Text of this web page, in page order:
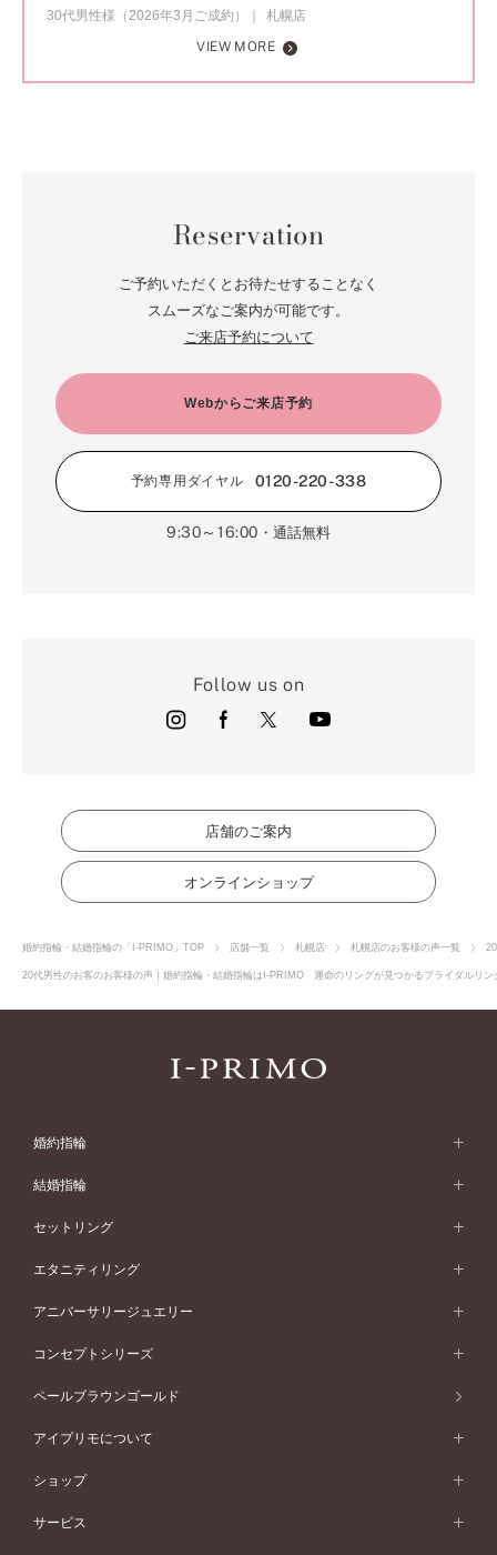
30代男性様（2026年3月ご成約）
札幌店
VIEW MORE
Reservation
ご予約いただくとお待たせすることなく
スムーズなご案内が可能です。
ご来店予約について
Webからご来店予約
予約専用ダイヤル 0120-220-338
9:30～16:00 ・通話無料
Follow us on
店舗のご案内
オンラインショップ
婚約指輪・結婚指輪の「I-PRIMO」TOP 店舗一覧 札幌店 札幌店のお客様の声一覧
20代男性のお客のお客様の声｜婚約指輪・結婚指輪はI-PRIMO 運命のリングが見つかるブライダルリ
婚約指輪
婚約指輪 (エンゲージリング)
婚約指輪一覧
ピンクゴールド
ペールブラウンゴールド
ウェーブライン
V字ライン
ワンサイドメレ
ダブルサイドメレ
シンプル
フェミニン
モード
50万円台～
40万円台～
30万円台～
婚約指輪 人気ランキング
婚約ネックレス
結婚指輪
結婚指輪 (マリッジリング)
結婚指輪一覧
ピンクゴールド
ペールブラウンゴールド
ウェーブライン
V字ライン
ワンメレ
セベラルメレ
シンプル
フェミニン
モード
50万円～
40万円～50万円
セットリング
セットリング
セットリング一覧
ピンクゴールド
ペールブラウンゴールド
エタニティリング
エタニティリング
エタニティリング一覧
ピンクゴールド
ペールブラウンゴールド
アニバーサリージュエリー
アニバーサリージュエリー
アニバーサリージュエリー一覧
ファッションリング
ブレスレット
コンセプトシリーズ
コンセプトシリーズ
オリジンビリーフ
エトワル
ペールブラウンゴールド
アイプリモについて
アイプリモについて
パーソナルハンド診断
ショップ
店舗一覧
サービス